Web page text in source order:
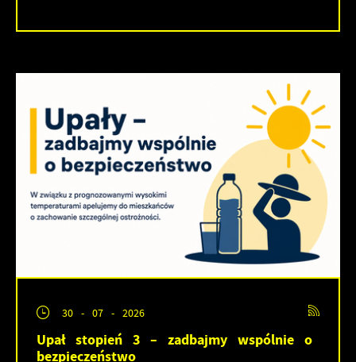
30 - 07 - 2026
Upał stopień 3 – zadbajmy wspólnie o
bezpieczeństwo